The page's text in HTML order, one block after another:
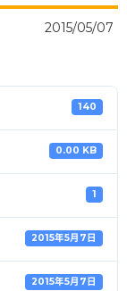
2015/05/07
140
0.00 KB
1
2015年5月7日
2015年5月7日